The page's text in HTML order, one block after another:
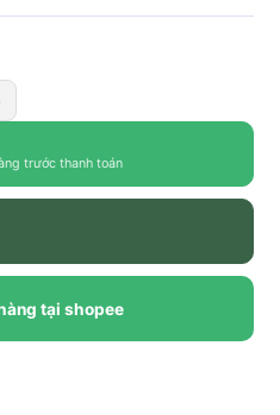
trước thanh toán
tại shopee